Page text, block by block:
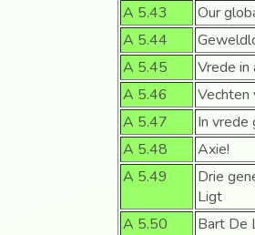
A 5.43
Our
A 5.44
A 5.45
Vrede in
A 5.46
Vechten
A 5.47
In vrede
A 5.48
Axie!
A 5.49
Drie
Ligt
A 5.50
Bart De